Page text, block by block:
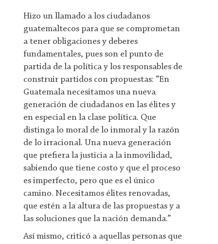
Hizo un llamado a los ciudadanos
guatemaltecos para que se comprometan
a tener obligaciones y deberes
fundamentales, pues son el punto de
partida de la política y los responsables de
construir partidos con propuestas: “En
Guatemala necesitamos una nueva
generación de ciudadanos en las élites y
en especial en la clase política. Que
distinga lo moral de lo inmoral y la razón
de lo irracional. Una nueva generación
que prefiera la justicia a la inmovilidad,
sabiendo que tiene costo y que el proceso
es imperfecto, pero que es el único
camino. Necesitamos élites renovadas,
que estén a la altura de las propuestas y a
las soluciones que la nación demanda.”
Así mismo, criticó a aquellas personas que